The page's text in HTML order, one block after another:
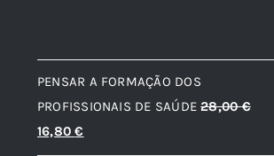
era:
12,56 €.
é:
11,31 €.
PENSAR A FORMAÇÃO DOS
PROFISSIONAIS DE SAÚDE 28,00€
O
16,80€